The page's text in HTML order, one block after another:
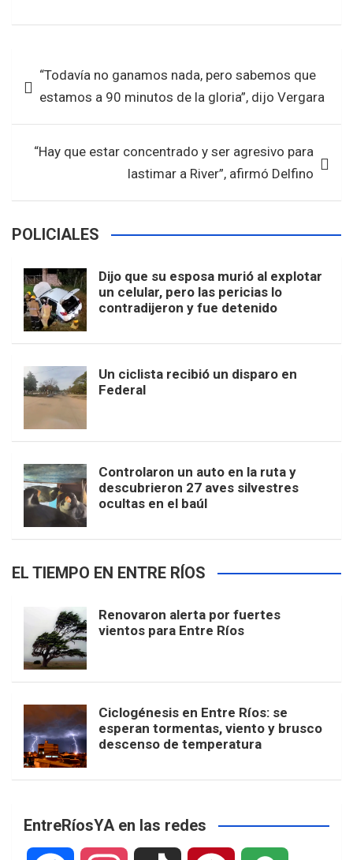
ce
o
o
k
tt at
A
p
p
ar
de “Todavía no ganamos nada, pero sabemos que
estamos a 90 minutos de la gloria”, dijo Vergara
“Hay que estar concentrado y ser agresivo para
lastimar a River”, afirmó Delfino
POLICIALES
Dijo que su esposa murió al explotar
un celular, pero las pericias lo
contradijeron y fue detenido
Un ciclista recibió un disparo en
Federal
Controlaron un auto en la ruta y
descubrieron 27 aves silvestres
ocultas en el baúl
EL TIEMPO EN ENTRE RÍOS
Renovaron alerta por fuertes
vientos para Entre Ríos
Ciclogénesis en Entre Ríos: se
esperan tormentas, viento y brusco
descenso de temperatura
EntreRíosYA en las redes